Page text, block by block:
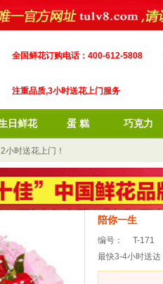
全国鲜花订购电话：400-612-5808
注重品质,3小时送花上门服务
日鲜花 蛋 糕 巧克力
小时送花上门！
陪你一生
编号：
T-171
最快3-4小时送达